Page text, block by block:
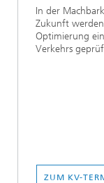
In der
Zukunft werden
Optimierung
Verkehrs
ZUM KV-